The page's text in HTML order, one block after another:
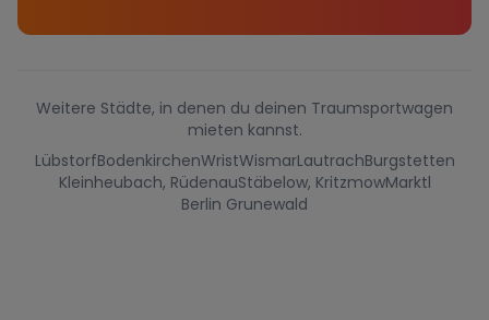
Weitere Städte, in denen du deinen Traumsportwagen
mieten kannst.
LübstorfBodenkirchenWristWismarLautrachBurgstetten
Kleinheubach, RüdenauStäbelow, KritzmowMarktl
Berlin Grunewald